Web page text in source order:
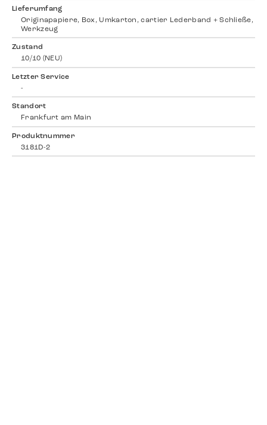
Lieferumfang
Originapapiere, Box, Umkarton, cartier Lederband + Schließe,
Werkzeug
Zustand
10/10 (NEU)
Letzter Service
-
Standort
Frankfurt am Main
Produktnummer
3181D-2